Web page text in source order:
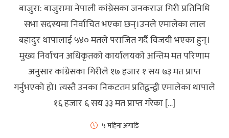
बाजुरा: बाजुरामा नेपाली कांग्रेसका जनकराज गिरी प्रतिनिधि
सभा सदस्यमा निर्वाचित भएका छन्।उनले एमालेका लाल
बहादुर थापालाई ५४० मतले पराजित गर्दै विजयी भएका हुन्।
मुख्य निर्वाचन अधिकृतकाे कार्यालयकाे अन्तिम मत परिणाम
अनुसार कांग्रेसका गिरीले १७ हजार १ सय ७३ मत प्राप्त
गर्नुभएको हाे। त्यस्तै उनका निकटतम प्रतिद्वन्द्वी एमालेका थापाले
१६ हजार ६ सय ३३ मत प्राप्त गरेका […]
५ महिना अगाडि